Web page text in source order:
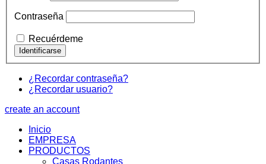
Contraseña
Recuérdeme
¿Recordar contraseña?
¿Recordar usuario?
create an account
Inicio
EMPRESA
PRODUCTOS
Casas Rodantes